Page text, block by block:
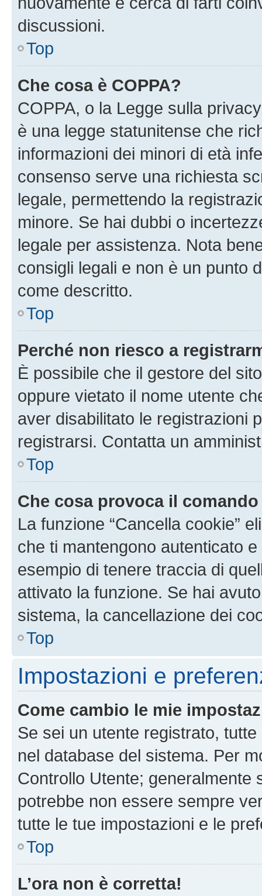
discussioni.
Top
Che cosa è COPPA?
COPPA, o la Legge sulla
è una legge statunitense che
informazioni dei minori di età
consenso serve una richiesta
legale, permettendo la
minore. Se hai dubbi o
legale per assistenza. Nota
consigli legali e non è un punto
come descritto.
Top
Perché non riesco a
È possibile che il gestore del
oppure vietato il nome utente
aver disabilitato le registrazioni
registrarsi. Contatta un
Top
Che cosa provoca il
La funzione “Cancella cookie”
che ti mantengono autenticato
esempio di tenere traccia di
attivato la funzione. Se hai
sistema, la cancellazione dei
Top
Impostazioni e
Come cambio le mie
Se sei un utente registrato,
nel database del sistema. Per
Controllo Utente; generalmente
potrebbe non essere sempre
tutte le tue impostazioni e le
Top
L’ora non è corretta!